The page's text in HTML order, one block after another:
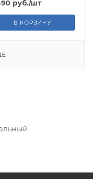
руб./шт
В КОРЗИНУ